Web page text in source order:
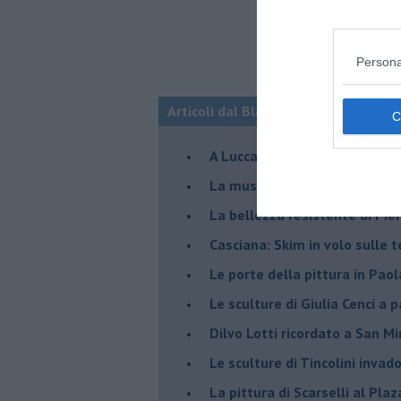
Articoli dal Blog “Incontri d'arte” di
A Lucca la mostra di
​La musica di Nicola Piovani
​La bellezza resistente di
​Casciana: Skim in volo sulle
​Le porte della pittura in
​Le sculture di Giulia Cenci a
​Dilvo Lotti ricordato a San
​Le sculture di Tincolini
La pittura di Scarselli al